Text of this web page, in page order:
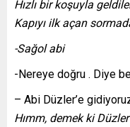
Hızlı bir koşuyla
Kapıyı ilk açan
-Sağol abi
-Nereye doğru . Diye
– Abi Düzler’e
Hımm, demek ki